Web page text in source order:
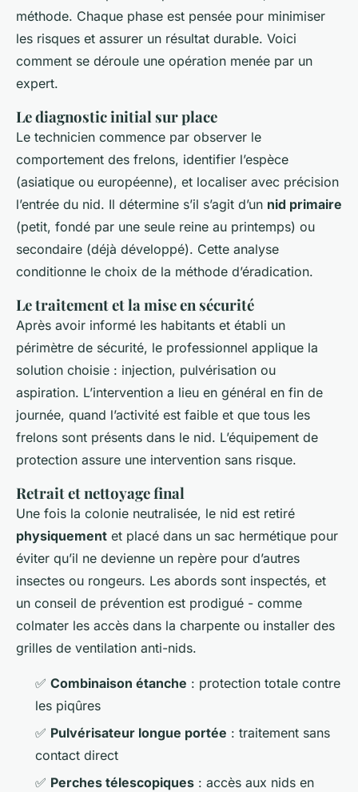
méthode. Chaque phase est pensée pour minimiser
les risques et assurer un résultat durable. Voici
comment se déroule une opération menée par un
expert.
Le diagnostic initial sur place
Le technicien commence par observer le
comportement des frelons, identifier l’espèce
(asiatique ou européenne), et localiser avec précision
l’entrée du nid. Il détermine s’il s’agit d’un nid primaire
(petit, fondé par une seule reine au printemps) ou
secondaire (déjà développé). Cette analyse
conditionne le choix de la méthode d’éradication.
Le traitement et la mise en sécurité
Après avoir informé les habitants et établi un
périmètre de sécurité, le professionnel applique la
solution choisie : injection, pulvérisation ou
aspiration. L’intervention a lieu en général en fin de
journée, quand l’activité est faible et que tous les
frelons sont présents dans le nid. L’équipement de
protection assure une intervention sans risque.
Retrait et nettoyage final
Une fois la colonie neutralisée, le nid est retiré
physiquement et placé dans un sac hermétique pour
éviter qu’il ne devienne un repère pour d’autres
insectes ou rongeurs. Les abords sont inspectés, et
un conseil de prévention est prodigué - comme
colmater les accès dans la charpente ou installer des
grilles de ventilation anti-nids.
✅ Combinaison étanche : protection totale contre
les piqûres
✅ Pulvérisateur longue portée : traitement sans
contact direct
✅ Perches télescopiques : accès aux nids en